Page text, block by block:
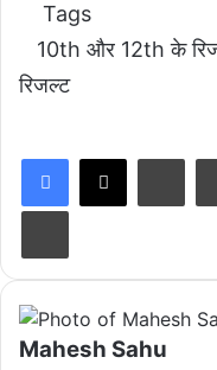
Tags
10th और 12th के
रिजल्ट
Mahesh Sahu